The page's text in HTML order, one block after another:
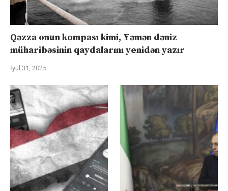
Qəzza onun kompası kimi, Yəmən dəniz
müharibəsinin qaydalarını yenidən yazır
İyul 31, 2025